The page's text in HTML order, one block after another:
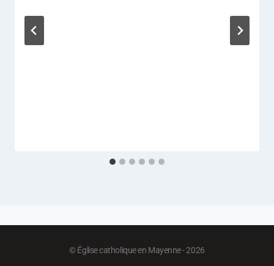
© Église catholique en Mayenne - 2026